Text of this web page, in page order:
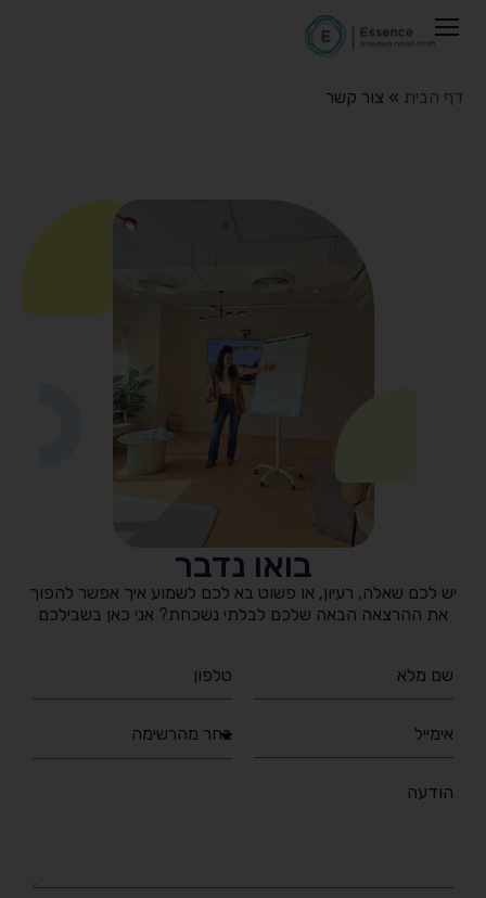
קשר
פרץדף הבית » צור קשר
בואו נדבר
יש לכם שאלה, רעיון, או פשוט בא לכם לשמוע איך אפשר להפוך
את ההרצאה הבאה שלכם לבלתי נשכחת? אני כאן בשבילכם